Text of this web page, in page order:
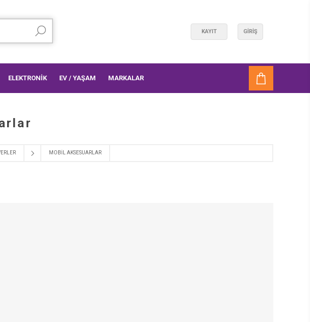
KAYIT GIRIŞ
ELEKTRONİK EV / YAŞAM MARKALAR
MOBIL AKSESUARLAR